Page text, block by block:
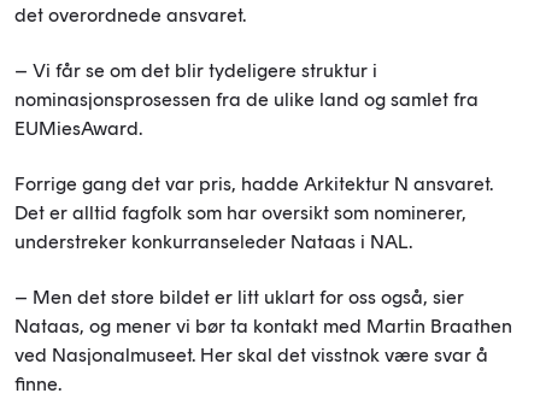
det overordnede ansvaret.
– Vi får se om det blir tydeligere struktur i
nominasjonsprosessen fra de ulike land og samlet fra
EUMiesAward.
Forrige gang det var pris, hadde Arkitektur N ansvaret.
Det er alltid fagfolk som har oversikt som nominerer,
understreker konkurranseleder Nataas i NAL.
– Men det store bildet er litt uklart for oss også, sier
Nataas, og mener vi bør ta kontakt med Martin Braathen
ved Nasjonalmuseet. Her skal det visstnok være svar å
finne.